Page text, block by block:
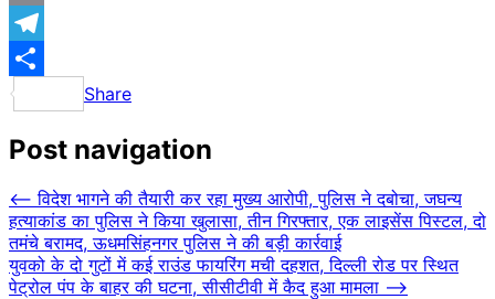
Email
Telegram
Share
Post navigation
⟵ विदेश भागने की तैयारी कर रहा मुख्य आरोपी, पुलिस ने दबोचा, जघन्य
हत्याकांड का पुलिस ने किया खुलासा, तीन गिरफ्तार, एक लाइसेंस पिस्टल, दो
तमंचे बरामद, ऊधमसिंहनगर पुलिस ने की बड़ी कार्रवाई
युवको के दो गुटों में कई राउंड फायरिंग मची दहशत, दिल्ली रोड पर स्थित
पेट्रोल पंप के बाहर की घटना, सीसीटीवी में कैद हुआ मामला ⟶